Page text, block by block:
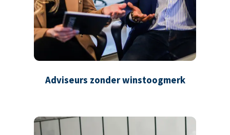
Adviseurs zonder winstoogmerk